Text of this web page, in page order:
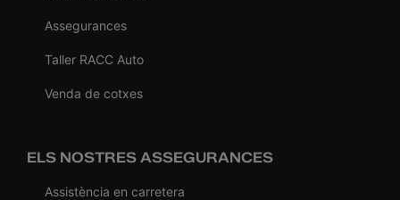
Assegurances
Taller RACC Auto
Venda de cotxes
ELS NOSTRES ASSEGURANCES
Assistència en carretera